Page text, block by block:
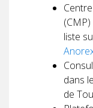
liste
dans
de